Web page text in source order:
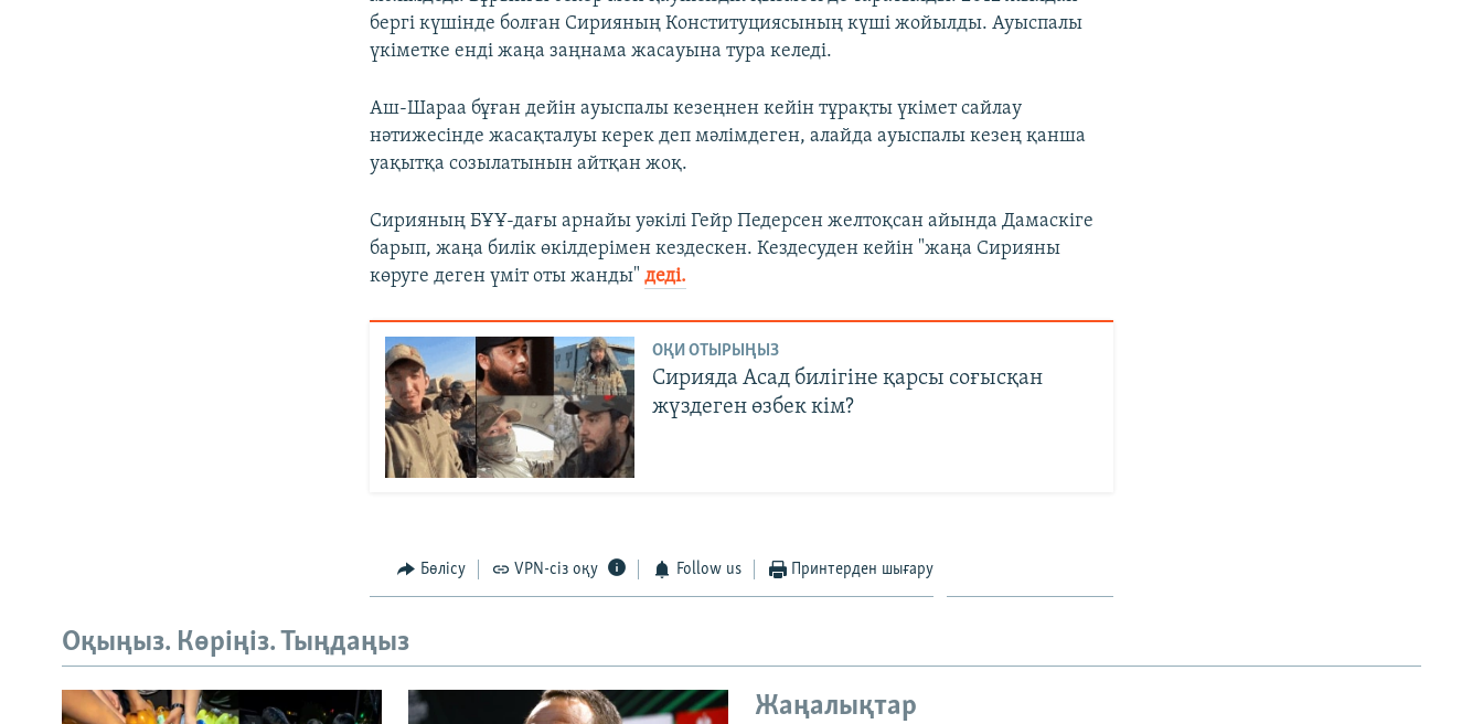
бергі күшінде болған Сирияның Конституциясының күші жойылды. Ауыспалы
үкіметке енді жаңа заңнама жасауына тура келеді.
Аш-Шараа бұған дейін ауыспалы кезеңнен кейін тұрақты үкімет сайлау
нәтижесінде жасақталуы керек деп мәлімдеген, алайда ауыспалы кезең қанша
уақытқа созылатынын айтқан жоқ.
Сирияның БҰҰ-дағы арнайы уәкілі Гейр Педерсен желтоқсан айында Дамаскіге
барып, жаңа билік өкілдерімен кездескен. Кездесуден кейін "жаңа Сирияны
көруге деген үміт оты жанды"деді.
ОҚИ ОТЫРЫҢЫЗ
Сирияда Асад билігіне қарсы соғысқан
жүздеген өзбек кім?
Бөлісу VPN-сіз оқу Follow us Принтерден шығару
Оқыңыз. Көріңіз. Тыңдаңыз
Жаңалықтар